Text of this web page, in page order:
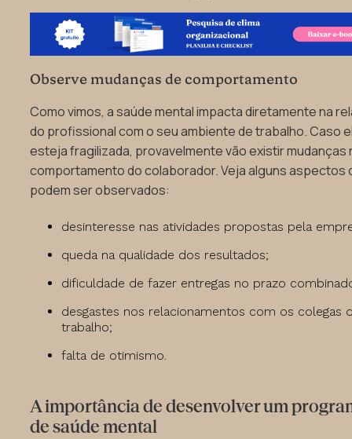
Observe mudanças de comportamento
Como vimos, a saúde mental impacta diretamente na
do profissional com o seu ambiente de trabalho. Caso
esteja fragilizada, provavelmente vão existir mudanças
comportamento do colaborador. Veja alguns aspectos
podem ser observados:
desinteresse nas atividades propostas pela
queda na qualidade dos resultados;
dificuldade de fazer entregas no prazo
desgastes nos relacionamentos com os colegas
trabalho;
falta de otimismo.
A importância de desenvolver um
de saúde mental